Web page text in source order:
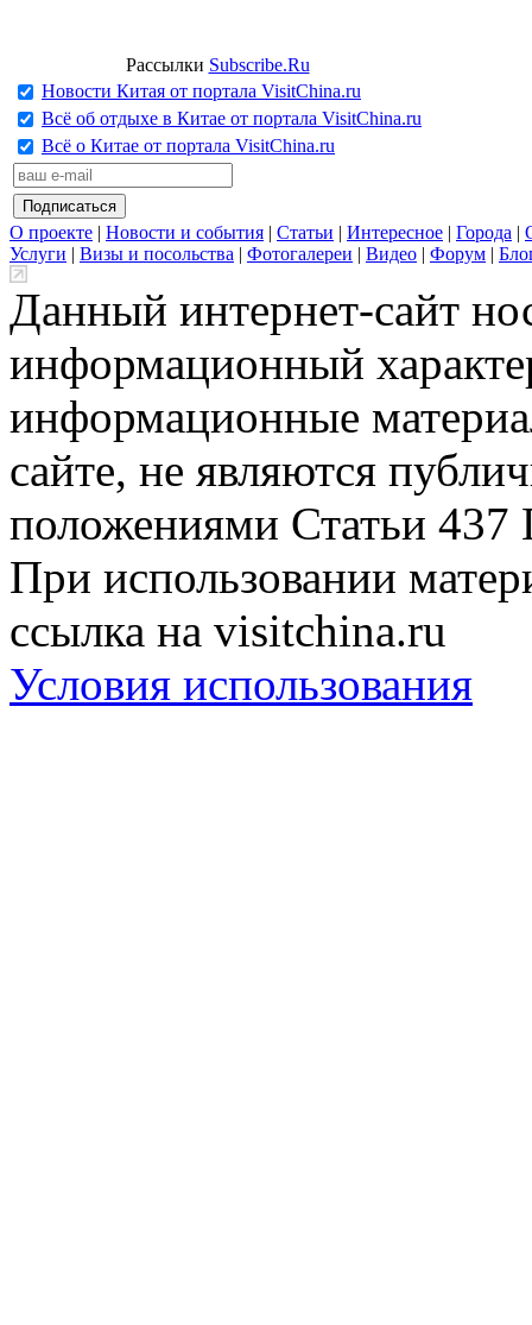
Рассылки Subscribe.Ru
Новости Китая от портала VisitChina.ru
Всё об отдыхе в Китае от портала VisitChina.ru
Всё о Китае от портала VisitChina.ru
О проекте | Новости и события | Статьи | Интересное | Города |
Услуги | Визы и посольства | Фотогалереи | Видео | Форум |
Данный интернет-сайт
информационный
информационные
сайте, не являются
положениями Статьи 437
При использовании
ссылка на visitchina.ru
Условия использования